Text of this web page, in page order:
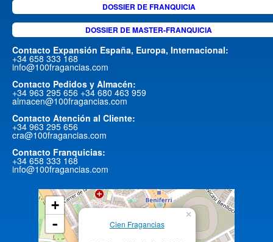
DOSSIER DE FRANQUICIA
DOSSIER DE MASTER-FRANQUICIA
Contacto Expansión España, Europa, Internacional:
+34 658 333 168
info@100fragancias.com
Contacto Pedidos y Almacén:
+34 963 295 656 +34 680 463 959
almacen@100fragancias.com
Contacto Atención al Cliente:
+34 963 295 656
cra@100fragancias.com
Contacto Franquicias:
+34 658 333 168
info@100fragancias.com
×
Cien Fragancias
+
-